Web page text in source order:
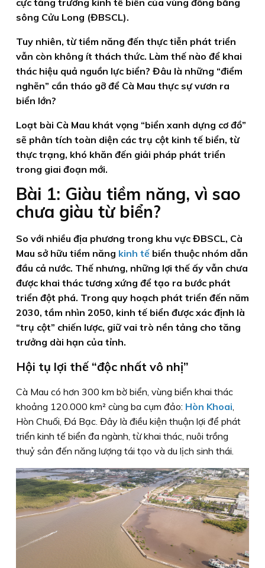
cực tăng trưởng kinh tế biển của vùng đồng bằng
sông Cửu Long (ĐBSCL).
Tuy nhiên, từ tiềm năng đến thực tiễn phát triển
vẫn còn không ít thách thức. Làm thế nào để khai
thác hiệu quả nguồn lực biển? Đâu là những “điểm
nghẽn” cần tháo gỡ để Cà Mau thực sự vươn ra
biển lớn?
Loạt bài Cà Mau khát vọng “biển xanh dựng cơ đồ”
sẽ phân tích toàn diện các trụ cột kinh tế biển, từ
thực trạng, khó khăn đến giải pháp phát triển
trong giai đoạn mới.
Bài 1: Giàu tiềm năng, vì sao
chưa giàu từ biển?
So với nhiều địa phương trong khu vực ĐBSCL, Cà
Mau sở hữu tiềm năng kinh tế biển thuộc nhóm dẫn
đầu cả nước. Thế nhưng, những lợi thế ấy vẫn chưa
được khai thác tương xứng để tạo ra bước phát
triển đột phá. Trong quy hoạch phát triển đến năm
2030, tầm nhìn 2050, kinh tế biển được xác định là
“trụ cột” chiến lược, giữ vai trò nền tảng cho tăng
trưởng dài hạn của tỉnh.
Hội tụ lợi thế “độc nhất vô nhị”
Cà Mau có hơn 300 km bờ biển, vùng biển khai thác
khoảng 120.000 km² cùng ba cụm đảo: Hòn Khoai,
Hòn Chuối, Đá Bạc. Đây là điều kiện thuận lợi để phát
triển kinh tế biển đa ngành, từ khai thác, nuôi trồng
thuỷ sản đến năng lượng tái tạo và du lịch sinh thái.